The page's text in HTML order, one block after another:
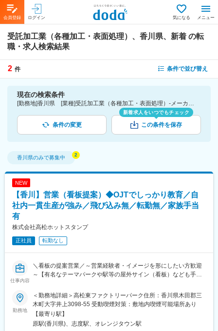
会員登録 ログイン 気になる メニュー
受託加工業（各種加工・表面処理）、香川県、新着 の転
職・求人検索結果
2 件 条件で並び替え
現在の検索条件
[勤務地]香川県 [業種]受託加工業（各種加工・表面処理）-メーカー（機械・電気）業界 [こだわり条件ピックアップ]新着
条件の変更
新着求人をいつでもチェック
この条件を保存
香川県のみで募集中
NEW
【香川】営業（看板提案）◆OJTでしっかり教育／自
社内一貫生産が強み／飛び込み無／転勤無／家族手当
有
株式会社高松ホットスタンプ
正社員 転勤なし
仕事内容
＼看板の提案営業／～営業経験者・イメージを形にしたい方歓迎
～【有名なテーマパークや駅等の屋外サイン（看板）なども手掛
■募集背景：
直近ではJR松山駅のサイン（看板）を担当し、その他にもホテル
や病院・福祉施設等、幅広い所からニーズをいただいており、受
注好調で全社的に体制強化と技術継承を行うべく、増員募集を致
勤務地
＜勤務地詳細＞高松東ファクトリーパーク住所：香川県木田郡三
木町大字井上3098-55 受動喫煙対策：敷地内喫煙可能場所あり
【最寄り駅】
原駅(香川県)、志度駅、オレンジタウン駅